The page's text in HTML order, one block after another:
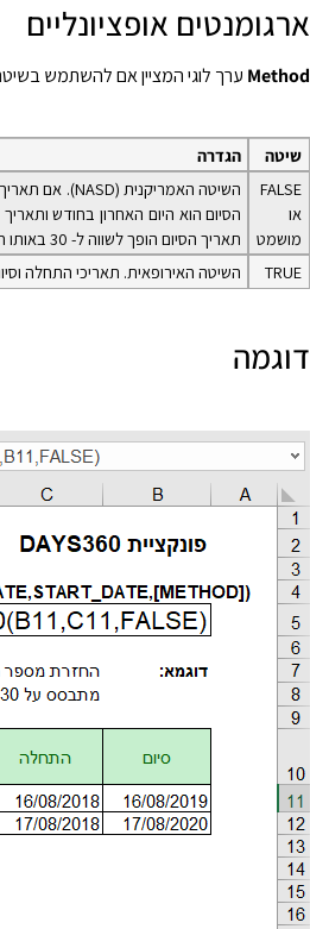
ארגומנטים אופציונליים
Method ערך לוגי המציין אם להשתמש
שיטה
הגדרה
FALSE
או
מושמט
תאריך הסיום הופך לשווה ל- 30 באותו חודש.
TRUE
השיטה האירופאית. תאריכי התחלה וסיום החלים ביום ה- 31 של חודש מסוים
דוגמה